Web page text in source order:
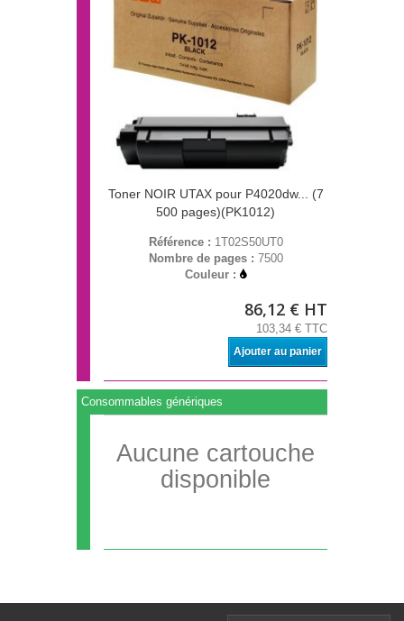
Toner NOIR UTAX pour P4020dw... (7
500 pages)(PK1012)
Référence : 1T02S50UT0
Nombre de pages : 7500
Couleur :
86,12 € HT
103,34 € TTC
Ajouter au panier
Consommables génériques
Aucune cartouche
disponible